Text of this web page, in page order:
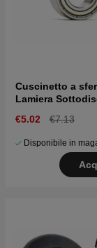
Cuscinetto a
Lamiera
€5.02
€7.13
Disponibile in